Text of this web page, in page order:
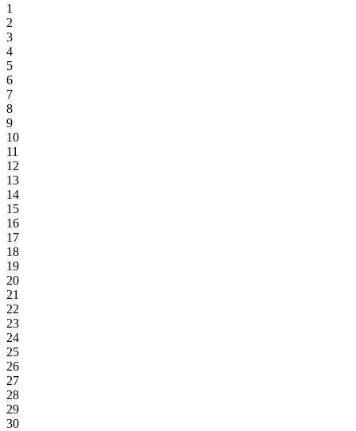
1
2
3
4
5
6
7
8
9
10
11
12
13
14
15
16
17
18
19
20
21
22
23
24
25
26
27
28
29
30